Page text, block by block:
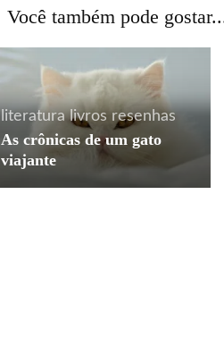
Você também pode
literatura livros resenhas
As crônicas de um gato
viajante